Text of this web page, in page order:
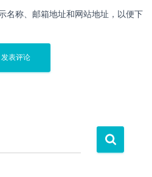
名称、邮箱地址和网站地址，以便下